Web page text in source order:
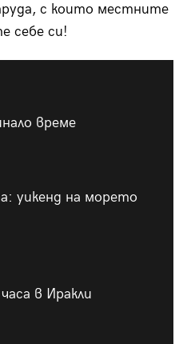
с които местните
себе си!
време
уикенд на морето
в Иракли